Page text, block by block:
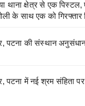
थाना क्षेत्र से एक
के साथ एक को गिरफ्तार
पटना की संस्थान
पटना में नई श्रम संहिता